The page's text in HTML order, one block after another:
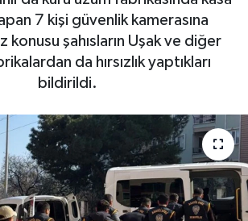
7 kişi güvenlik kamerasına
konusu şahısların Uşak ve diğer
da hırsızlık yaptıkları
bildirildi.